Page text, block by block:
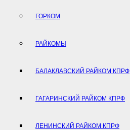
ГОРКОМ
РАЙКОМЫ
БАЛАКЛАВСКИЙ РАЙКОМ КПРФ
ГАГАРИНСКИЙ РАЙКОМ КПРФ
ЛЕНИНСКИЙ РАЙКОМ КПРФ